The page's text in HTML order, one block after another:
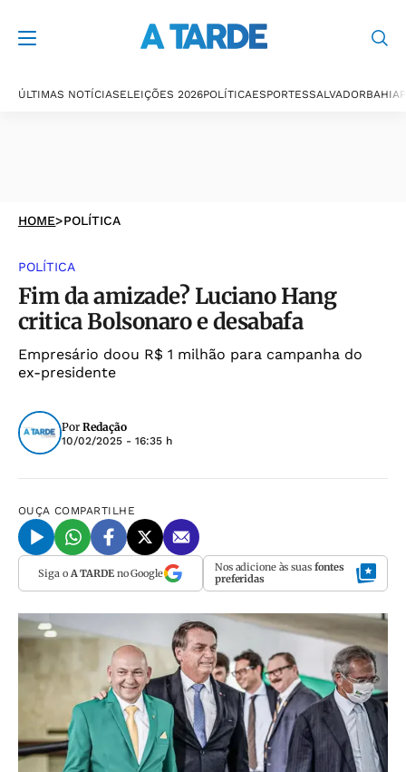
ÚLTIMAS NOTÍCIASELEIÇÕES 2026POLÍTICAESPORTESSALVADORBAHIA
HOME>POLÍTICA
POLÍTICA
Fim da amizade? Luciano Hang
critica Bolsonaro e desabafa
Empresário doou R$ 1 milhão para campanha do
ex-presidente
Por Redação
10/02/2025 - 16:35 h
OUÇA COMPARTILHE
Siga o A TARDEno Google Nos adicione às suas fontes
preferidas